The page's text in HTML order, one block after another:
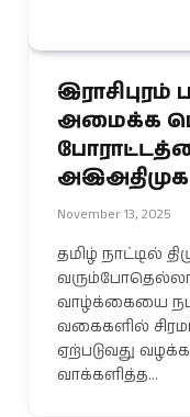
இராசிபுரம்
அமைக்க
அஇஅதிமுக
November 13, 2025
தமிழ் நாட்டில்
வாழ்க்கையை
வகைகளில்
ஏற்படுவது
வாக்களித்த…